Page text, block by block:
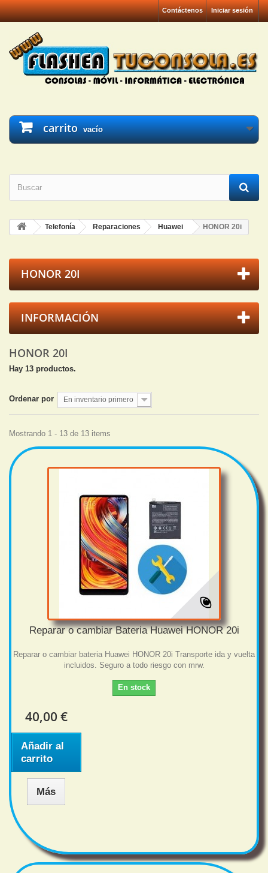
Iniciar sesión
Contáctenos
carrito vacío
Telefonía Reparaciones Huawei HONOR 20i
HONOR 20I
INFORMACIÓN
HONOR 20I
Hay 13 productos.
Ordenar por En inventario primero
Mostrando 1 - 13 de 13 items
Reparar o cambiar Bateria Huawei HONOR 20i
Reparar o cambiar bateria Huawei HONOR 20i Transporte ida y vuelta
incluidos. Seguro a todo riesgo con mrw.
En stock
40,00 €
Añadir al
carrito
Más